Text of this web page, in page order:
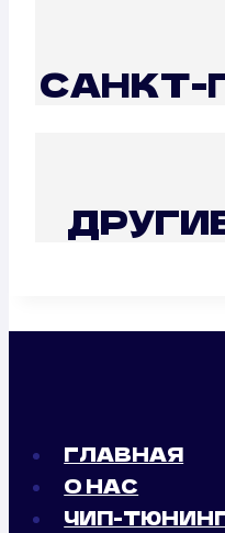
САНКТ-
ГЛАВНАЯ
О НАС
ЧИП-